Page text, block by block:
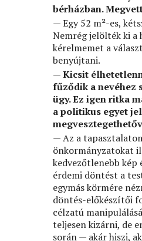
bérházban.
— Egy 52 m²-es,
Nemrég jelölték ki a
kérelmemet a
benyújtani.
— Kicsit
fűződik a nevéhez
ügy. Ez igen ritka
a politikus egyet
— Az a
önkormányzatokat
kedvezőtlenebb kép
érdemi döntést a
egymás körmére
döntés-előkészítői
célzatú
teljesen kizárni, de
során — akár hiszi,